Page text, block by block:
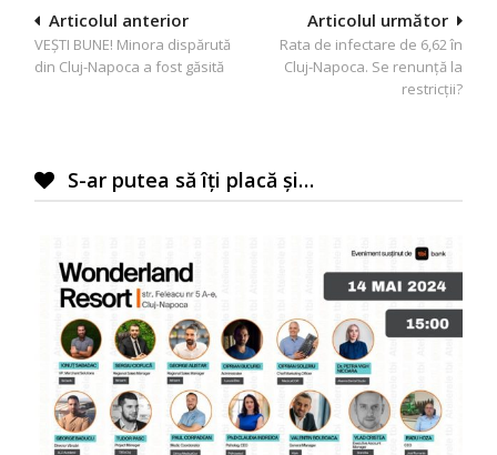
Navigare
în
Articolul următor
Rata de infectare de 6,62 în
Cluj-Napoca. Se renunță la
restricții?
Articolul anterior
VEȘTI BUNE! Minora dispărută
din Cluj-Napoca a fost găsită
S-ar putea să îți placă și…